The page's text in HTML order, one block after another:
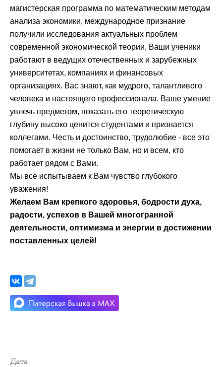
магистерская программа по математическим методам
анализа экономики, международное признание
получили исследования актуальных проблем
современной экономической теории, Ваши ученики
работают в ведущих отечественных и зарубежных
университетах, компаниях и финансовых
организациях. Вас знают, как мудрого, талантливого
человека и настоящего профессионала. Ваше умение
увлечь предметом, показать его теоретическую
глубину высоко ценится студентами и признается
коллегами. Честь и достоинство, трудолюбие - все это
помогает в жизни не только Вам, но и всем, кто
работает рядом с Вами.
Мы все испытываем к Вам чувство глубокого
уважения!
Желаем Вам крепкого здоровья, бодрости духа,
радости, успехов в Вашей многогранной
деятельности, оптимизма и энергии в достижении
поставленных целей!
Дата